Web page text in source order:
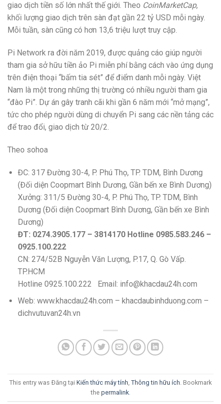
giao dịch tiền số lớn nhất thế giới. Theo CoinMarketCap,
khối lượng giao dịch trên sàn đạt gần 22 tỷ USD mỗi ngày.
Mỗi tuần, sàn cũng có hơn 13,6 triệu lượt truy cập.
Pi Network ra đời năm 2019, được quảng cáo giúp người
tham gia sở hữu tiền ảo Pi miễn phí bằng cách vào ứng dụng
trên điện thoại “bấm tia sét” để điểm danh mỗi ngày. Việt
Nam là một trong những thị trường có nhiều người tham gia
“đào Pi”. Dự án gây tranh cãi khi gần 6 năm mới “mở mạng”,
tức cho phép người dùng di chuyển Pi sang các nền tảng các
để trao đổi, giao dịch từ 20/2.
Theo sohoa
ĐC: 317 Đường 30-4, P. Phú Thọ, TP. TDM, Bình Dương
(Đối diện Coopmart Bình Dương, Gần bến xe Bình Dương)
Xưởng: 311/5 Đường 30-4, P. Phú Thọ, TP. TDM, Bình
Dương (Đối diện Coopmart Bình Dương, Gần bến xe Bình
Dương)
ĐT: 0274.3905.177 – 3814170 Hotline 0985.583.246 –
0925.100.222
CN: 274/52B Nguyễn Văn Lượng, P.17, Q. Gò Vấp.
TP.HCM
Hotline 0925.100.222 Email: info@khacdau24h.com
Web: www.khacdau24h.com – khacdaubinhduong.com –
dichvutuvan24h.vn
This entry was Đăng tại Kiến thức máy tính Thông tin hữu ích . Bookmark
the permalink